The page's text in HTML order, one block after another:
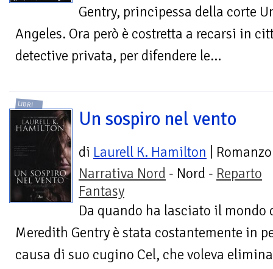
Gentry, principessa della corte
Angeles. Ora però è costretta a recarsi in
detective privata, per difendere le...
LIBRI
Un sospiro nel vento
di Laurell K. Hamilton | Romanzo
Narrativa Nord - Nord - Reparto
Fantasy
Da quando ha lasciato il
Meredith Gentry è stata costantemente in
causa di suo cugino Cel, che voleva